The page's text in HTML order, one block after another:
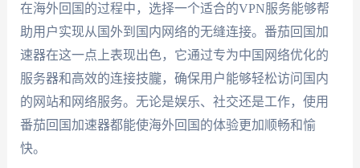
在海外回国的过程中，选择一个适合的VPN服务能够帮
助用户实现从国外到国内网络的无缝连接。番茄回国加
速器在这一点上表现出色，它通过专为中国网络优化的
服务器和高效的连接技朧，确保用户能够轻松访问国内
的网站和网络服务。无论是娱乐、社交还是工作，使用
番茄回国加速器都能使海外回国的体验更加顺畅和愉
快。